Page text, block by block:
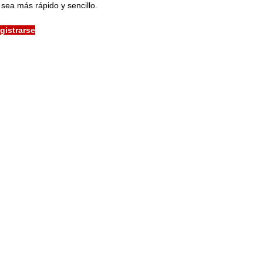
más rápido y sencillo.